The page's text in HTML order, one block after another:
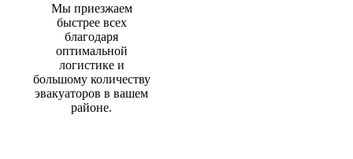
Мы приезжаем
быстрее всех
благодаря
оптимальной
логистике и
большому количеству
эвакуаторов в вашем
районе.